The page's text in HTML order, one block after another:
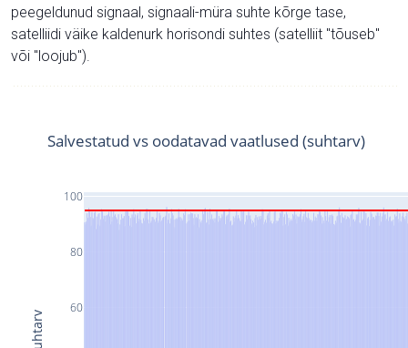
peegeldunud signaal, signaali-müra suhte kõrge tase,
satelliidi väike kaldenurk horisondi suhtes (satelliit "tõuseb"
või "loojub").
60
80
100
Salvestatud vs oodatavad vaatlused (suhtarv)
Suhtarv